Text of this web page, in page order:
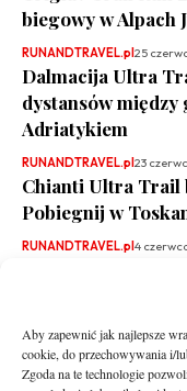
Aby zapewnić jak najlepsze
cookie, do przechowywania i/
Zgoda na te technologie
biegowy w Alpach
RUNANDTRAVEL.pl 25
Dalmacija Ultra
dystansów między
Adriatykiem
RUNANDTRAVEL.pl 23
Chianti Ultra Trail
Pobiegnij w
RUNANDTRAVEL.pl 4